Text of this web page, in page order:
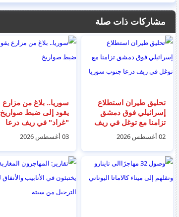
مشاركات ذات صلة
تحليق طيران استطلاع
إسرائيلي فوق دمشق
تزامنا مع توغل في ريف
درعا جنوب سوريا02 أغسطس 2026
سوريا.. بلاغ من مزارع
يقود إلى ضبط صواريخ
"غراد" في ريف درعا
03 أغسطس 2026